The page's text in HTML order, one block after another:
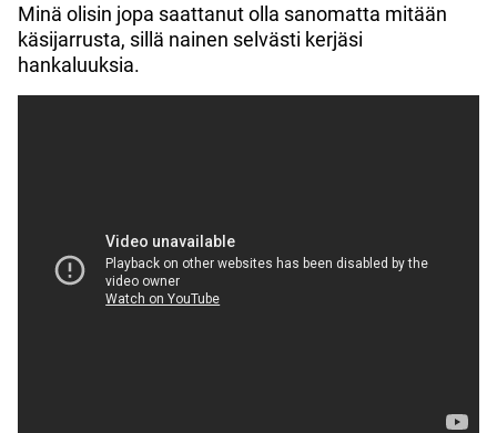
Minä olisin jopa saattanut olla sanomatta mitään
käsijarrusta, sillä nainen selvästi kerjäsi
hankaluuksia.